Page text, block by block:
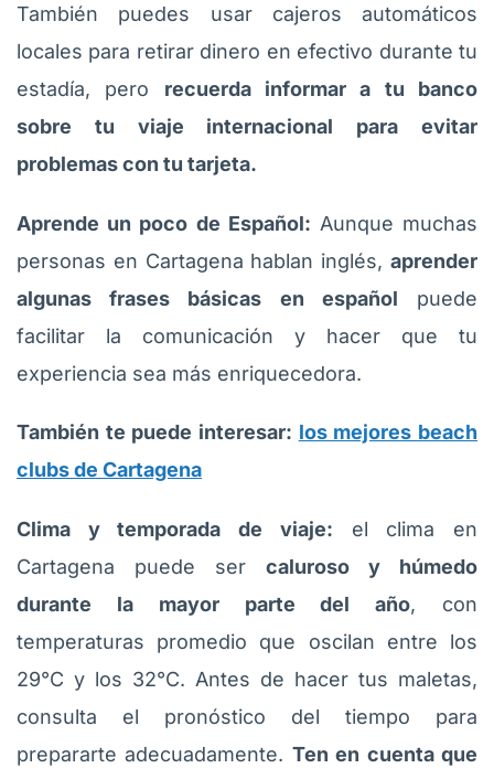
También puedes usar cajeros automáticos
locales para retirar dinero en efectivo durante tu
estadía, pero recuerda informar a tu banco
sobre tu viaje internacional para evitar
problemas con tu tarjeta.
Aprende un poco de Español: Aunque muchas
personas en Cartagena hablan inglés, aprender
algunas frases básicas en español puede
facilitar la comunicación y hacer que tu
experiencia sea más enriquecedora.
También te puede interesar: los mejores beach
clubs de Cartagena
Clima y temporada de viaje: el clima en
Cartagena puede ser caluroso y húmedo
durante la mayor parte del año, con
temperaturas promedio que oscilan entre los
29°C y los 32°C. Antes de hacer tus maletas,
consulta el pronóstico del tiempo para
prepararte adecuadamente. Ten en cuenta que